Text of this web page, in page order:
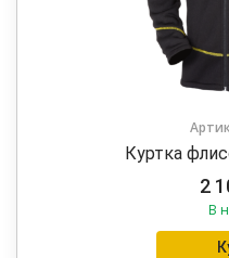
Куртка
2
В